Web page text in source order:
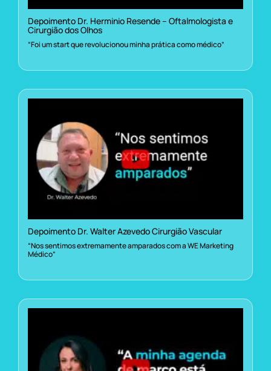
Depoimento Dr. Herminio Resende – Oftalmologista e
Cirurgião dos Olhos
“Foi um start que revolucionou minha prática como médico”
Depoimento Dr. Walter Azevedo Cirurgião Vascular
“Nos sentimos extremamente amparados com a WE Marketing
Médico”